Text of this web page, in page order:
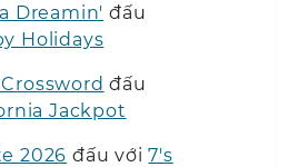
Dreamin' đấu
Holidays
đấu
Jackpot
2026 đấu với7's